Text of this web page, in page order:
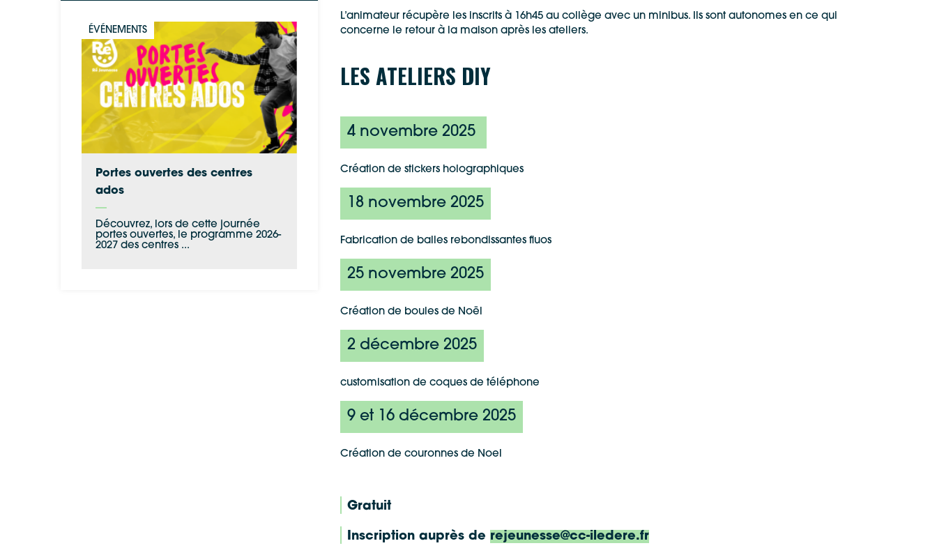
ÉVÉNEMENTS
Portes ouvertes des centres
ados
Découvrez, lors de cette journée
portes ouvertes, le programme 2026-
2027 des centres ...
L’animateur récupère les inscrits à 16h45 au collège avec un minibus. Ils sont autonomes en ce qui
concerne le retour à la maison après les ateliers.
LES ATELIERS DIY
4 novembre 2025
Création de stickers holographiques
18 novembre 2025
Fabrication de balles rebondissantes fluos
25 novembre 2025
Création de boules de Noël
2 décembre 2025
customisation de coques de téléphone
9 et 16 décembre 2025
Création de couronnes de Noel
Gratuit
Inscription auprès de rejeunesse@cc-iledere.fr
ShareThis is disabled.
Waze